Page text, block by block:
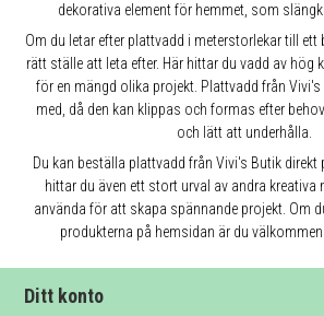
dekorativa element för hemmet, som
Om du letar efter plattvadd i meterstorlekar till
rätt ställe att leta efter. Här hittar du vadd av hög
för en mängd olika projekt. Plattvadd från
med, då den kan klippas och formas efter
och lätt att underhålla.
Du kan beställa plattvadd från Vivi's Butik direkt
hittar du även ett stort urval av andra kreativa
använda för att skapa spännande projekt. Om
produkterna på hemsidan är du
Ditt konto